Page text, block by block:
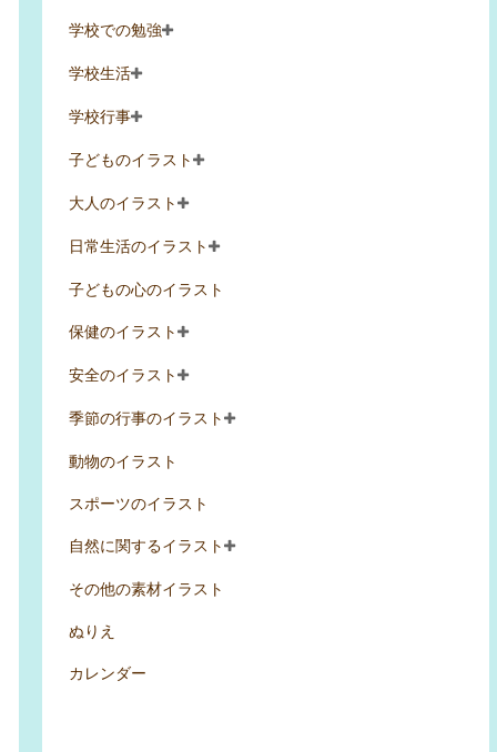
学校での勉強
学校生活
学校行事
子どものイラスト
大人のイラスト
日常生活のイラスト
子どもの心のイラスト
保健のイラスト
安全のイラスト
季節の行事のイラスト
動物のイラスト
スポーツのイラスト
自然に関するイラスト
その他の素材イラスト
ぬりえ
カレンダー